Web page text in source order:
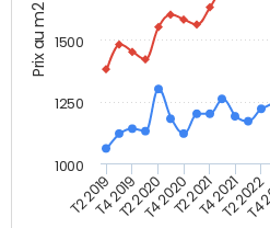
Prix au m2
T2 2019T4 2019T2 2020T4 2020T2 2021T4 2021T2 2022
T4
1000
1250
1500